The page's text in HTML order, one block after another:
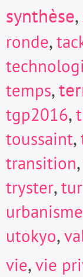
synthèse,
ronde,
temps,
tgp2016,
toussaint,
transition,
tryster,
urbanisme
utokyo,
vie,vie